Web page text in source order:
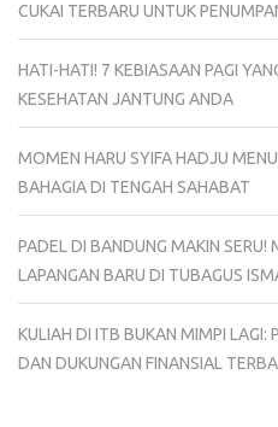
CUKAI TERBARU UNTUK
HATI-HATI! 7 KEBIASAAN PAGI
KESEHATAN JANTUNG ANDA
MOMEN HARU SYIFA HADJU
BAHAGIA DI TENGAH SAHABAT
PADEL DI BANDUNG MAKIN
LAPANGAN BARU DI TUBAGUS
KULIAH DI ITB BUKAN MIMPI LAGI:
DAN DUKUNGAN FINANSIAL